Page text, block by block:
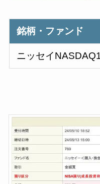
銘柄・ファンド
ニッセイ